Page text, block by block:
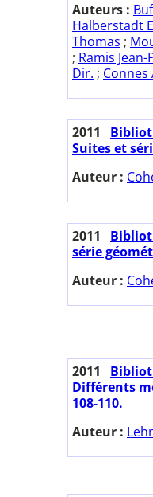
Auteurs :
Halberstadt
Thomas ;
; Ramis
Dir. ; Connes
2011
Suites et
Auteur :
2011
série
Auteur :
2011
Différents
108-110.
Auteur :